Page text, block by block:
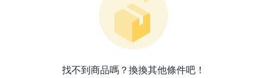
找不到商品嗎？換換其他條件吧！